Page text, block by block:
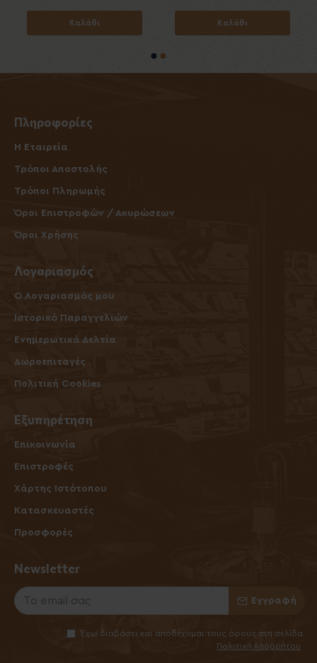
Καλάθι Καλάθι
Πληροφορίες
Η Εταιρεία
Τρόποι Αποστολής
Τρόποι Πληρωμής
Όροι Επιστροφών / Ακυρώσεων
Όροι Χρήσης
Λογαριασμός
O Λογαριασμός μου
Ιστορικό Παραγγελιών
Ενημερωτικά Δελτία
Δωροεπιταγές
Πολιτική Cookies
Εξυπηρέτηση
Επικοινωνία
Επιστροφές
Χάρτης Ιστότοπου
Κατασκευαστές
Προσφορές
Newsletter
Εγγραφή
Έχω διαβάσει και αποδέχομαι τους όρους στη σελίδα
Πολιτική Απορρήτου